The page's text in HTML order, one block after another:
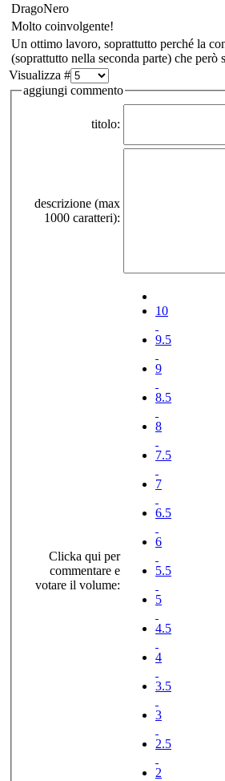
DragoNero
Molto coinvolgente!
Un ottimo lavoro, soprattutto perché la
(soprattutto nella seconda parte) che
Visualizza #
aggiungi commento
titolo:
descrizione (max
1000 caratteri):
Clicka qui per
commentare e
votare il volume:
10
9.5
9
8.5
8
7.5
7
6.5
6
5.5
5
4.5
4
3.5
3
2.5
2